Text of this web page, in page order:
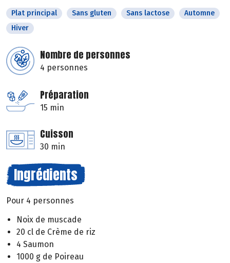
Plat principal Sans gluten Sans lactose
Automne
Hiver
Nombre de personnes
4 personnes
Préparation
15 min
Cuisson
30 min
Ingrédients
Pour 4 personnes
Noix de muscade
20 cl de Crème de riz
4 Saumon
1000 g de Poireau